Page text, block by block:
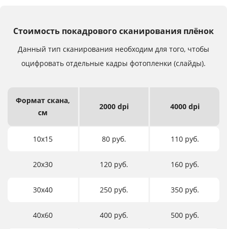
Стоимость покадрового сканирования плёнок
Данный тип сканирования необходим для того, чтобы
оцифровать отдельные кадры фотопленки (слайды).
Формат скана,
см
2000 dpi 4000 dpi
10х15 80 руб. 110 руб.
20х30 120 руб. 160 руб.
30х40 250 руб. 350 руб.
40х60 400 руб. 500 руб.